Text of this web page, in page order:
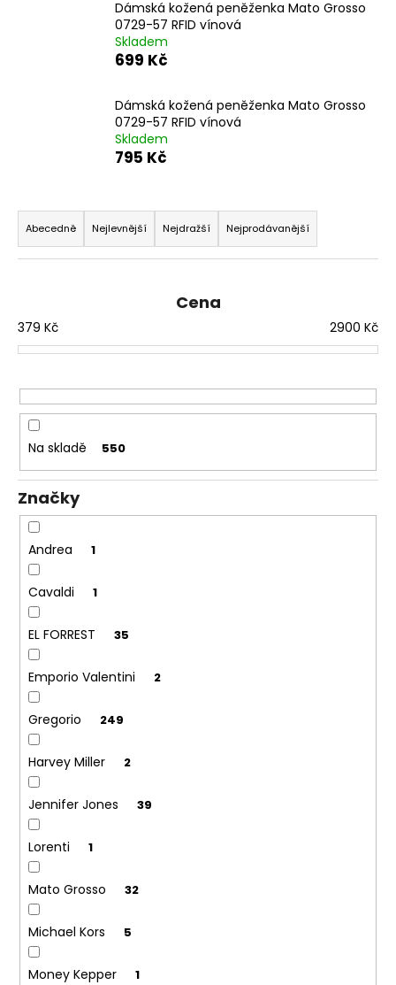
Dámská kožená peněženka Mato Grosso
0729-57 RFID vínová
Skladem
699 Kč
Dámská kožená peněženka Mato Grosso
0729-57 RFID vínová
Skladem
795 Kč
Ř
a
z
í
p
o
d
u
k
t
ů
Abecedně Nejlevnější Nejdražší Nejprodávanější
Cena
379 Kč 2900 Kč
Na skladě 550
Značky
Andrea 1
Cavaldi 1
EL FORREST 35
Emporio Valentini 2
Gregorio 249
Harvey Miller 2
Jennifer Jones 39
Lorenti 1
Mato Grosso 32
Michael Kors 5
Money Kepper 1
HLEDAT
D
o
u
č
j
e
m